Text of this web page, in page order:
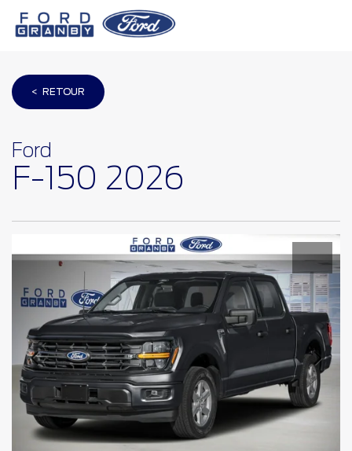
< RETOUR
Ford
F-150 2026